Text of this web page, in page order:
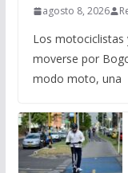
agosto 8, 2026
Los motociclistas
moverse por
modo moto, una